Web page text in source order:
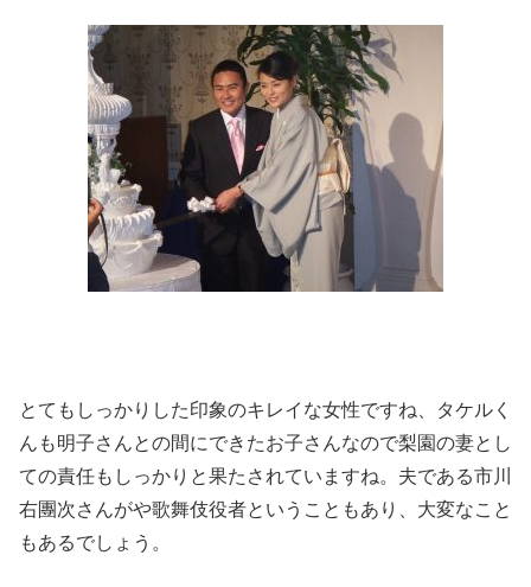
とてもしっかりした印象のキレイな女性ですね、タケルく
んも明子さんとの間にできたお子さんなので梨園の妻とし
ての責任もしっかりと果たされていますね。夫である市川
右團次さんがや歌舞伎役者ということもあり、大変なこと
もあるでしょう。